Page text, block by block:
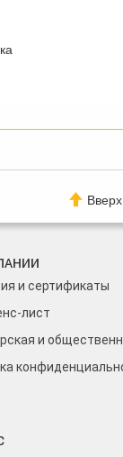
Вверх
и сертификаты
лист
и